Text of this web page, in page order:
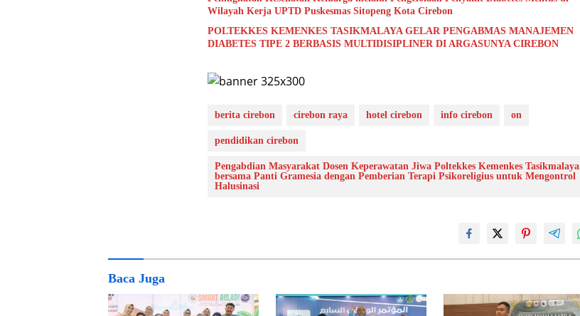
Wilayah Kerja UPTD Puskesmas Sitopeng Kota Cirebon
POLTEKKES KEMENKES TASIKMALAYA GELAR PENGABMAS MANAJEMEN
DIABETES TIPE 2 BERBASIS MULTIDISIPLINER DI ARGASUNYA CIREBON
berita cirebon cirebon raya hotel cirebon info cirebon on
pendidikan cirebon
Pengabdian Masyarakat Dosen Keperawatan Jiwa Poltekkes Kemenkes Tasikmalaya
bersama Panti Gramesia dengan Pemberian Terapi Psikoreligius untuk Mengontrol
Halusinasi
Baca Juga